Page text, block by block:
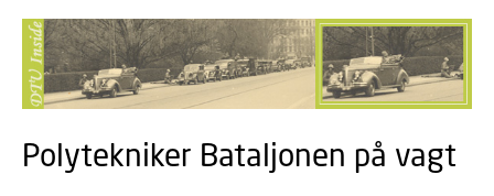
Polytekniker Bataljonen på vagt